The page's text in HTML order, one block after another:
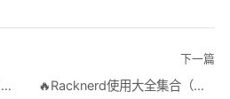
DMIT LAX AN5 PRO TINY测评
下一篇
🔥Racknerd使用大全集合（全新排版，方便阅读）| ①开启BBR+TCP加速| ②一键Warp解决谷歌送中困扰| ③5大机房测评| ④动态测速GIF| ⑤在售套餐购买指引 （库存看板）【下单后私聊机器人订单号，可代为申请流量翻倍（长期有效）】